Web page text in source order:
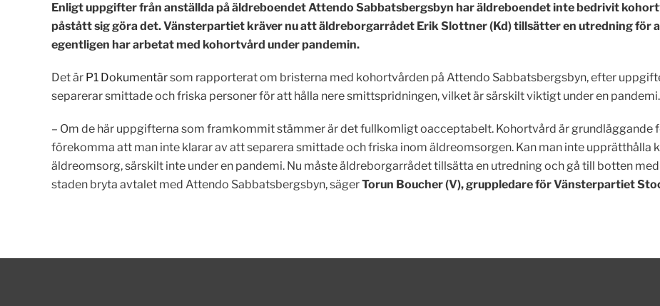
Enligt uppgifter från anställda på äldreboendet Attendo Sabbatsbergsbyn har äldreboendet inte bedrivit
påstått sig göra det. Vänsterpartiet kräver nu att äldreborgarrådet Erik Slottner (Kd) tillsätter en utredning för
egentligen har arbetat med kohortvård under pandemin.
Det är P1 Dokumentärsom rapporterat om bristerna med kohortvården på Attendo Sabbatsbergsbyn, efter
separerar smittade och friska personer för att hålla nere smittspridningen, vilket är särskilt viktigt under en pandemi.
– Om de här uppgifterna som framkommit stämmer är det fullkomligt oacceptabelt. Kohortvård är
förekomma att man inte klarar av att separera smittade och friska inom äldreomsorgen. Kan man inte upprätthålla
äldreomsorg, särskilt inte under en pandemi. Nu måste äldreborgarrådet tillsätta en utredning och gå till botten
staden bryta avtalet med Attendo Sabbatsbergsbyn, sägerTorun Boucher (V), gruppledare för Vänsterpartiet